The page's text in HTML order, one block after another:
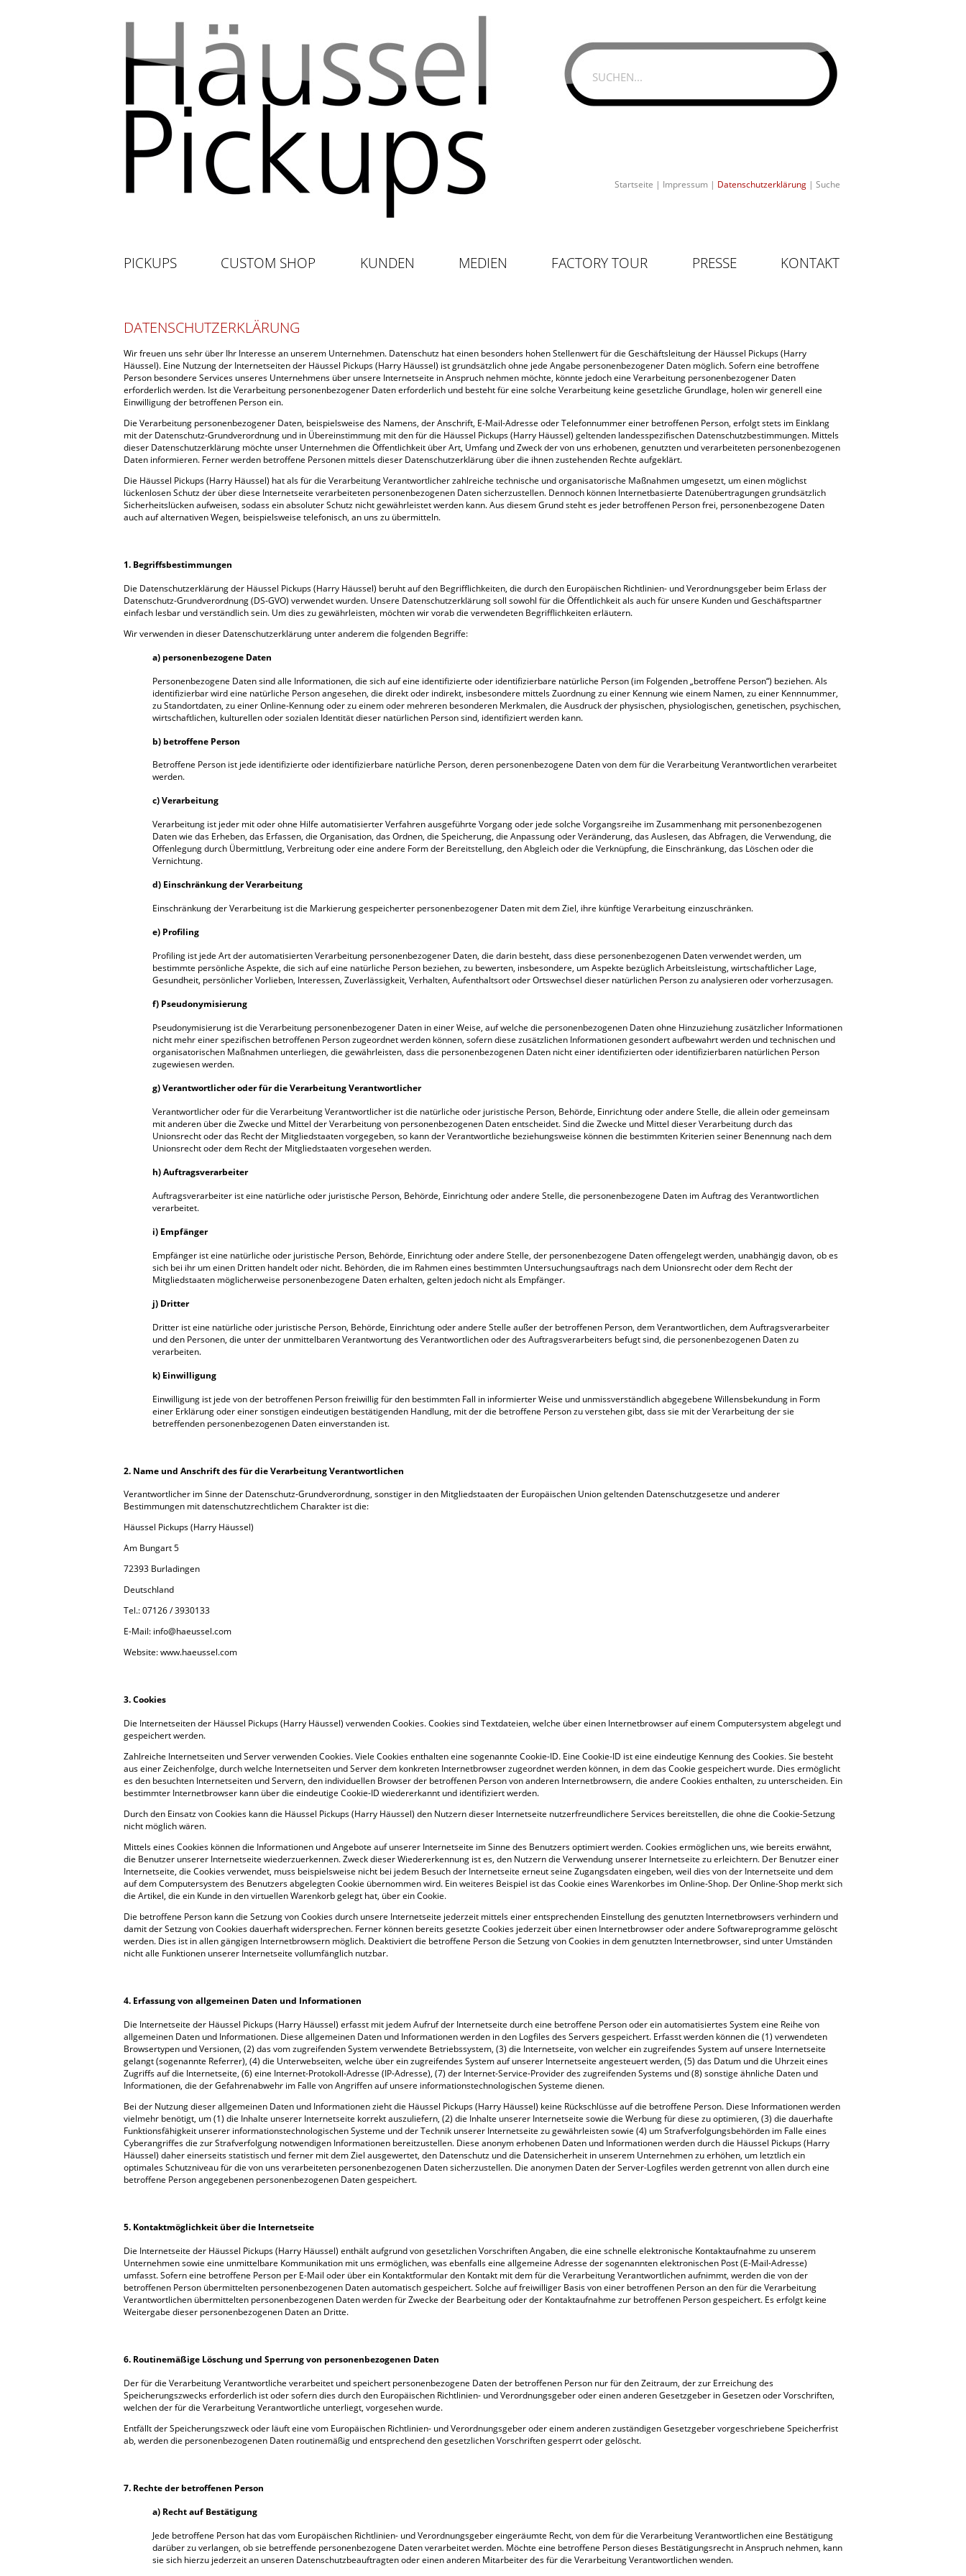
Startseite | Impressum | Datenschutzerklärung | Suche
PICKUPS CUSTOM SHOP KUNDEN MEDIEN FACTORY TOUR PRESSE KONTAKT
DATENSCHUTZERKLÄRUNG
Wir freuen uns sehr über Ihr Interesse an unserem Unternehmen. Datenschutz hat einen besonders hohen Stellenwert für die Geschäftsleitung der Häussel Pickups (Harry
Häussel). Eine Nutzung der Internetseiten der Häussel Pickups (Harry Häussel) ist grundsätzlich ohne jede Angabe personenbezogener Daten möglich. Sofern eine betroffene
Person besondere Services unseres Unternehmens über unsere Internetseite in Anspruch nehmen möchte, könnte jedoch eine Verarbeitung personenbezogener Daten
erforderlich werden. Ist die Verarbeitung personenbezogener Daten erforderlich und besteht für eine solche Verarbeitung keine gesetzliche Grundlage, holen wir generell eine
Einwilligung der betroffenen Person ein.
Die Verarbeitung personenbezogener Daten, beispielsweise des Namens, der Anschrift, E-Mail-Adresse oder Telefonnummer einer betroffenen Person, erfolgt stets im Einklang
mit der Datenschutz-Grundverordnung und in Übereinstimmung mit den für die Häussel Pickups (Harry Häussel) geltenden landesspezifischen Datenschutzbestimmungen. Mittels
dieser Datenschutzerklärung möchte unser Unternehmen die Öffentlichkeit über Art, Umfang und Zweck der von uns erhobenen, genutzten und verarbeiteten personenbezogenen
Daten informieren. Ferner werden betroffene Personen mittels dieser Datenschutzerklärung über die ihnen zustehenden Rechte aufgeklärt.
Die Häussel Pickups (Harry Häussel) hat als für die Verarbeitung Verantwortlicher zahlreiche technische und organisatorische Maßnahmen umgesetzt, um einen möglichst
lückenlosen Schutz der über diese Internetseite verarbeiteten personenbezogenen Daten sicherzustellen. Dennoch können Internetbasierte Datenübertragungen grundsätzlich
Sicherheitslücken aufweisen, sodass ein absoluter Schutz nicht gewährleistet werden kann. Aus diesem Grund steht es jeder betroffenen Person frei, personenbezogene Daten
auch auf alternativen Wegen, beispielsweise telefonisch, an uns zu übermitteln.
1. Begriffsbestimmungen
Die Datenschutzerklärung der Häussel Pickups (Harry Häussel) beruht auf den Begrifflichkeiten, die durch den Europäischen Richtlinien- und Verordnungsgeber beim Erlass der
Datenschutz-Grundverordnung (DS-GVO) verwendet wurden. Unsere Datenschutzerklärung soll sowohl für die Öffentlichkeit als auch für unsere Kunden und Geschäftspartner
einfach lesbar und verständlich sein. Um dies zu gewährleisten, möchten wir vorab die verwendeten Begrifflichkeiten erläutern.
Wir verwenden in dieser Datenschutzerklärung unter anderem die folgenden Begriffe:
a) personenbezogene Daten
Personenbezogene Daten sind alle Informationen, die sich auf eine identifizierte oder identifizierbare natürliche Person (im Folgenden „betroffene Person“) beziehen. Als
identifizierbar wird eine natürliche Person angesehen, die direkt oder indirekt, insbesondere mittels Zuordnung zu einer Kennung wie einem Namen, zu einer Kennnummer,
zu Standortdaten, zu einer Online-Kennung oder zu einem oder mehreren besonderen Merkmalen, die Ausdruck der physischen, physiologischen, genetischen, psychischen,
wirtschaftlichen, kulturellen oder sozialen Identität dieser natürlichen Person sind, identifiziert werden kann.
b) betroffene Person
Betroffene Person ist jede identifizierte oder identifizierbare natürliche Person, deren personenbezogene Daten von dem für die Verarbeitung Verantwortlichen verarbeitet
werden.
c) Verarbeitung
Verarbeitung ist jeder mit oder ohne Hilfe automatisierter Verfahren ausgeführte Vorgang oder jede solche Vorgangsreihe im Zusammenhang mit personenbezogenen
Daten wie das Erheben, das Erfassen, die Organisation, das Ordnen, die Speicherung, die Anpassung oder Veränderung, das Auslesen, das Abfragen, die Verwendung, die
Offenlegung durch Übermittlung, Verbreitung oder eine andere Form der Bereitstellung, den Abgleich oder die Verknüpfung, die Einschränkung, das Löschen oder die
Vernichtung.
d) Einschränkung der Verarbeitung
Einschränkung der Verarbeitung ist die Markierung gespeicherter personenbezogener Daten mit dem Ziel, ihre künftige Verarbeitung einzuschränken.
e) Profiling
Profiling ist jede Art der automatisierten Verarbeitung personenbezogener Daten, die darin besteht, dass diese personenbezogenen Daten verwendet werden, um
bestimmte persönliche Aspekte, die sich auf eine natürliche Person beziehen, zu bewerten, insbesondere, um Aspekte bezüglich Arbeitsleistung, wirtschaftlicher Lage,
Gesundheit, persönlicher Vorlieben, Interessen, Zuverlässigkeit, Verhalten, Aufenthaltsort oder Ortswechsel dieser natürlichen Person zu analysieren oder vorherzusagen.
f) Pseudonymisierung
Pseudonymisierung ist die Verarbeitung personenbezogener Daten in einer Weise, auf welche die personenbezogenen Daten ohne Hinzuziehung zusätzlicher Informationen
nicht mehr einer spezifischen betroffenen Person zugeordnet werden können, sofern diese zusätzlichen Informationen gesondert aufbewahrt werden und technischen und
organisatorischen Maßnahmen unterliegen, die gewährleisten, dass die personenbezogenen Daten nicht einer identifizierten oder identifizierbaren natürlichen Person
zugewiesen werden.
g) Verantwortlicher oder für die Verarbeitung Verantwortlicher
Verantwortlicher oder für die Verarbeitung Verantwortlicher ist die natürliche oder juristische Person, Behörde, Einrichtung oder andere Stelle, die allein oder gemeinsam
mit anderen über die Zwecke und Mittel der Verarbeitung von personenbezogenen Daten entscheidet. Sind die Zwecke und Mittel dieser Verarbeitung durch das
Unionsrecht oder das Recht der Mitgliedstaaten vorgegeben, so kann der Verantwortliche beziehungsweise können die bestimmten Kriterien seiner Benennung nach dem
Unionsrecht oder dem Recht der Mitgliedstaaten vorgesehen werden.
h) Auftragsverarbeiter
Auftragsverarbeiter ist eine natürliche oder juristische Person, Behörde, Einrichtung oder andere Stelle, die personenbezogene Daten im Auftrag des Verantwortlichen
verarbeitet.
i) Empfänger
Empfänger ist eine natürliche oder juristische Person, Behörde, Einrichtung oder andere Stelle, der personenbezogene Daten offengelegt werden, unabhängig davon, ob es
sich bei ihr um einen Dritten handelt oder nicht. Behörden, die im Rahmen eines bestimmten Untersuchungsauftrags nach dem Unionsrecht oder dem Recht der
Mitgliedstaaten möglicherweise personenbezogene Daten erhalten, gelten jedoch nicht als Empfänger.
j) Dritter
Dritter ist eine natürliche oder juristische Person, Behörde, Einrichtung oder andere Stelle außer der betroffenen Person, dem Verantwortlichen, dem Auftragsverarbeiter
und den Personen, die unter der unmittelbaren Verantwortung des Verantwortlichen oder des Auftragsverarbeiters befugt sind, die personenbezogenen Daten zu
verarbeiten.
k) Einwilligung
Einwilligung ist jede von der betroffenen Person freiwillig für den bestimmten Fall in informierter Weise und unmissverständlich abgegebene Willensbekundung in Form
einer Erklärung oder einer sonstigen eindeutigen bestätigenden Handlung, mit der die betroffene Person zu verstehen gibt, dass sie mit der Verarbeitung der sie
betreffenden personenbezogenen Daten einverstanden ist.
2. Name und Anschrift des für die Verarbeitung Verantwortlichen
Verantwortlicher im Sinne der Datenschutz-Grundverordnung, sonstiger in den Mitgliedstaaten der Europäischen Union geltenden Datenschutzgesetze und anderer
Bestimmungen mit datenschutzrechtlichem Charakter ist die:
Häussel Pickups (Harry Häussel)
Am Bungart 5
72393 Burladingen
Deutschland
Tel.: 07126 / 3930133
E-Mail: info@haeussel.com
Website: www.haeussel.com
3. Cookies
Die Internetseiten der Häussel Pickups (Harry Häussel) verwenden Cookies. Cookies sind Textdateien, welche über einen Internetbrowser auf einem Computersystem abgelegt und
gespeichert werden.
Zahlreiche Internetseiten und Server verwenden Cookies. Viele Cookies enthalten eine sogenannte Cookie-ID. Eine Cookie-ID ist eine eindeutige Kennung des Cookies. Sie besteht
aus einer Zeichenfolge, durch welche Internetseiten und Server dem konkreten Internetbrowser zugeordnet werden können, in dem das Cookie gespeichert wurde. Dies ermöglicht
es den besuchten Internetseiten und Servern, den individuellen Browser der betroffenen Person von anderen Internetbrowsern, die andere Cookies enthalten, zu unterscheiden. Ein
bestimmter Internetbrowser kann über die eindeutige Cookie-ID wiedererkannt und identifiziert werden.
Durch den Einsatz von Cookies kann die Häussel Pickups (Harry Häussel) den Nutzern dieser Internetseite nutzerfreundlichere Services bereitstellen, die ohne die Cookie-Setzung
nicht möglich wären.
Mittels eines Cookies können die Informationen und Angebote auf unserer Internetseite im Sinne des Benutzers optimiert werden. Cookies ermöglichen uns, wie bereits erwähnt,
die Benutzer unserer Internetseite wiederzuerkennen. Zweck dieser Wiedererkennung ist es, den Nutzern die Verwendung unserer Internetseite zu erleichtern. Der Benutzer einer
Internetseite, die Cookies verwendet, muss beispielsweise nicht bei jedem Besuch der Internetseite erneut seine Zugangsdaten eingeben, weil dies von der Internetseite und dem
auf dem Computersystem des Benutzers abgelegten Cookie übernommen wird. Ein weiteres Beispiel ist das Cookie eines Warenkorbes im Online-Shop. Der Online-Shop merkt sich
die Artikel, die ein Kunde in den virtuellen Warenkorb gelegt hat, über ein Cookie.
Die betroffene Person kann die Setzung von Cookies durch unsere Internetseite jederzeit mittels einer entsprechenden Einstellung des genutzten Internetbrowsers verhindern und
damit der Setzung von Cookies dauerhaft widersprechen. Ferner können bereits gesetzte Cookies jederzeit über einen Internetbrowser oder andere Softwareprogramme gelöscht
werden. Dies ist in allen gängigen Internetbrowsern möglich. Deaktiviert die betroffene Person die Setzung von Cookies in dem genutzten Internetbrowser, sind unter Umständen
nicht alle Funktionen unserer Internetseite vollumfänglich nutzbar.
4. Erfassung von allgemeinen Daten und Informationen
Die Internetseite der Häussel Pickups (Harry Häussel) erfasst mit jedem Aufruf der Internetseite durch eine betroffene Person oder ein automatisiertes System eine Reihe von
allgemeinen Daten und Informationen. Diese allgemeinen Daten und Informationen werden in den Logfiles des Servers gespeichert. Erfasst werden können die (1) verwendeten
Browsertypen und Versionen, (2) das vom zugreifenden System verwendete Betriebssystem, (3) die Internetseite, von welcher ein zugreifendes System auf unsere Internetseite
gelangt (sogenannte Referrer), (4) die Unterwebseiten, welche über ein zugreifendes System auf unserer Internetseite angesteuert werden, (5) das Datum und die Uhrzeit eines
Zugriffs auf die Internetseite, (6) eine Internet-Protokoll-Adresse (IP-Adresse), (7) der Internet-Service-Provider des zugreifenden Systems und (8) sonstige ähnliche Daten und
Informationen, die der Gefahrenabwehr im Falle von Angriffen auf unsere informationstechnologischen Systeme dienen.
Bei der Nutzung dieser allgemeinen Daten und Informationen zieht die Häussel Pickups (Harry Häussel) keine Rückschlüsse auf die betroffene Person. Diese Informationen werden
vielmehr benötigt, um (1) die Inhalte unserer Internetseite korrekt auszuliefern, (2) die Inhalte unserer Internetseite sowie die Werbung für diese zu optimieren, (3) die dauerhafte
Funktionsfähigkeit unserer informationstechnologischen Systeme und der Technik unserer Internetseite zu gewährleisten sowie (4) um Strafverfolgungsbehörden im Falle eines
Cyberangriffes die zur Strafverfolgung notwendigen Informationen bereitzustellen. Diese anonym erhobenen Daten und Informationen werden durch die Häussel Pickups (Harry
Häussel) daher einerseits statistisch und ferner mit dem Ziel ausgewertet, den Datenschutz und die Datensicherheit in unserem Unternehmen zu erhöhen, um letztlich ein
optimales Schutzniveau für die von uns verarbeiteten personenbezogenen Daten sicherzustellen. Die anonymen Daten der Server-Logfiles werden getrennt von allen durch eine
betroffene Person angegebenen personenbezogenen Daten gespeichert.
5. Kontaktmöglichkeit über die Internetseite
Die Internetseite der Häussel Pickups (Harry Häussel) enthält aufgrund von gesetzlichen Vorschriften Angaben, die eine schnelle elektronische Kontaktaufnahme zu unserem
Unternehmen sowie eine unmittelbare Kommunikation mit uns ermöglichen, was ebenfalls eine allgemeine Adresse der sogenannten elektronischen Post (E-Mail-Adresse)
umfasst. Sofern eine betroffene Person per E-Mail oder über ein Kontaktformular den Kontakt mit dem für die Verarbeitung Verantwortlichen aufnimmt, werden die von der
betroffenen Person übermittelten personenbezogenen Daten automatisch gespeichert. Solche auf freiwilliger Basis von einer betroffenen Person an den für die Verarbeitung
Verantwortlichen übermittelten personenbezogenen Daten werden für Zwecke der Bearbeitung oder der Kontaktaufnahme zur betroffenen Person gespeichert. Es erfolgt keine
Weitergabe dieser personenbezogenen Daten an Dritte.
6. Routinemäßige Löschung und Sperrung von personenbezogenen Daten
Der für die Verarbeitung Verantwortliche verarbeitet und speichert personenbezogene Daten der betroffenen Person nur für den Zeitraum, der zur Erreichung des
Speicherungszwecks erforderlich ist oder sofern dies durch den Europäischen Richtlinien- und Verordnungsgeber oder einen anderen Gesetzgeber in Gesetzen oder Vorschriften,
welchen der für die Verarbeitung Verantwortliche unterliegt, vorgesehen wurde.
Entfällt der Speicherungszweck oder läuft eine vom Europäischen Richtlinien- und Verordnungsgeber oder einem anderen zuständigen Gesetzgeber vorgeschriebene Speicherfrist
ab, werden die personenbezogenen Daten routinemäßig und entsprechend den gesetzlichen Vorschriften gesperrt oder gelöscht.
7. Rechte der betroffenen Person
a) Recht auf Bestätigung
Jede betroffene Person hat das vom Europäischen Richtlinien- und Verordnungsgeber eingeräumte Recht, von dem für die Verarbeitung Verantwortlichen eine Bestätigung
darüber zu verlangen, ob sie betreffende personenbezogene Daten verarbeitet werden. Möchte eine betroffene Person dieses Bestätigungsrecht in Anspruch nehmen, kann
sie sich hierzu jederzeit an unseren Datenschutzbeauftragten oder einen anderen Mitarbeiter des für die Verarbeitung Verantwortlichen wenden.